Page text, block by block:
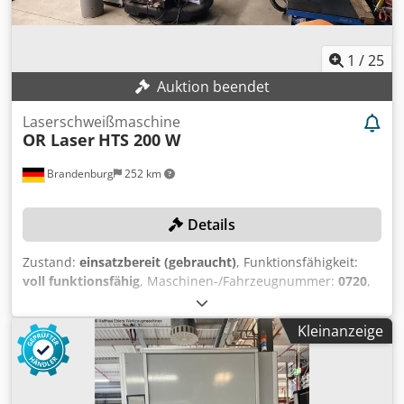
1 /25
Auktion beendet
Brandenburg 252 km
Laserschweißmaschine
OR Laser HTS 200 W
Details
Zustand: einsatzbereit (gebraucht), Funktionsfähigkeit:
voll funktionsfähig, Maschinen-/Fahrzeugnummer: 0720,
, Gesamtgewicht:
W, Verfahrweg Z-Achse:570 mm, Laserquellenmodell:LS-
PEC 200
, Für die Anlage wurde gerade ein aufwendiger
Service für 5.000 € beim Hersteller durchgeführt. Die
Lampe, der Spiegel und die Kühlkreislaufpumpe wurden
erneuert. Die Anlage war zuerst von 2015 bis 2018 eine
Kleinanzeige